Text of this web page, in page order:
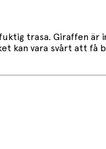
trasa. Giraffen
kan vara svårt att